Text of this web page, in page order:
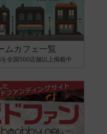
ムカフェ一覧
全国500店舗以上掲載中